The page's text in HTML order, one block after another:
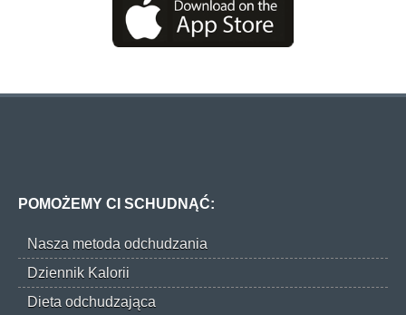
POMOŻEMY CI SCHUDNĄĆ:
Nasza metoda odchudzania
Dziennik Kalorii
Dieta odchudzająca